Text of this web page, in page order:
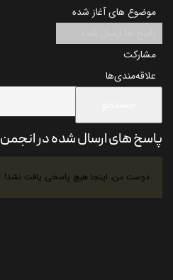
موضوع های آغاز شده
مشارکت
علاقه‌مندی‌ها
پاسخ های ارسال شده در انجمن
دوست من، اینجا هیچ پاسخی یافت نشد!